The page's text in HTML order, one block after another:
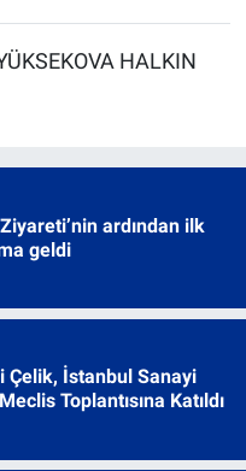
HALKIN
ardından ilk
geldi
Çelik, İstanbul Sanayi
Toplantısına Katıldı